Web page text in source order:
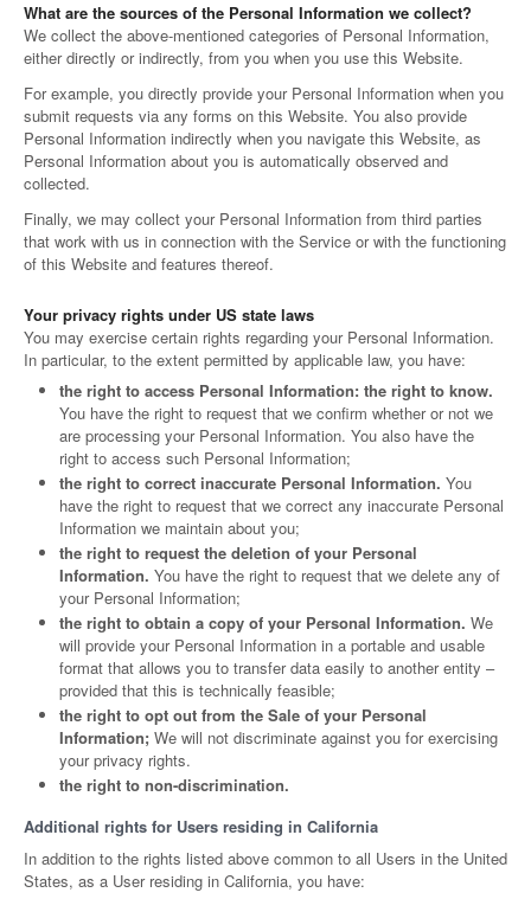
What are the sources of the Personal Information we collect?
We collect the above-mentioned categories of Personal Information,
either directly or indirectly, from you when you use this Website.
For example, you directly provide your Personal Information when you
submit requests via any forms on this Website. You also provide
Personal Information indirectly when you navigate this Website, as
Personal Information about you is automatically observed and
collected.
Finally, we may collect your Personal Information from third parties
that work with us in connection with the Service or with the functioning
of this Website and features thereof.
Your privacy rights under US state laws
You may exercise certain rights regarding your Personal Information.
In particular, to the extent permitted by applicable law, you have:
the right to access Personal Information: the right to know.
You have the right to request that we confirm whether or not we
are processing your Personal Information. You also have the
right to access such Personal Information;
the right to correct inaccurate Personal Information. You
have the right to request that we correct any inaccurate Personal
Information we maintain about you;
the right to request the deletion of your Personal
Information. You have the right to request that we delete any of
your Personal Information;
the right to obtain a copy of your Personal Information. We
will provide your Personal Information in a portable and usable
format that allows you to transfer data easily to another entity –
provided that this is technically feasible;
the right to opt out from the Sale of your Personal
Information; We will not discriminate against you for exercising
your privacy rights.
the right to non-discrimination.
Additional rights for Users residing in California
In addition to the rights listed above common to all Users in the United
States, as a User residing in California, you have: